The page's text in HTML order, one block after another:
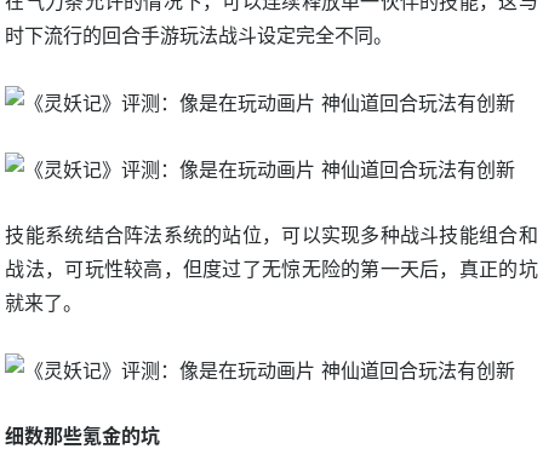
时下流行的回合手游玩法战斗设定完全不同。
技能系统结合阵法系统的站位，可以实现多种战斗技能组合和
战法，可玩性较高，但度过了无惊无险的第一天后，真正的坑
就来了。
细数那些氪金的坑